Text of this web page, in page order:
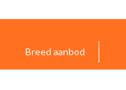
Breed aanbod